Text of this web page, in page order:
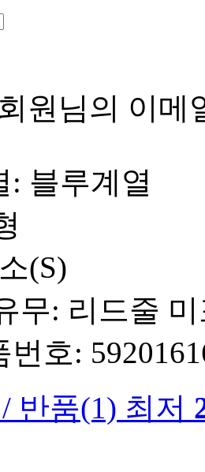
원님의 이메
: 블루계열
(S)
무: 리드줄
호:
/ 반품(1) 최저